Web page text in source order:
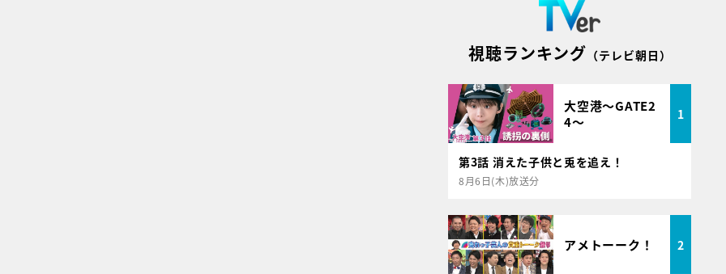
視聴ランキング （テレビ朝日）
大空港～GATE2
4～
1
第3話 消えた子供と兎を追え！
8月6日(木)放送分
アメトーーク！ 2